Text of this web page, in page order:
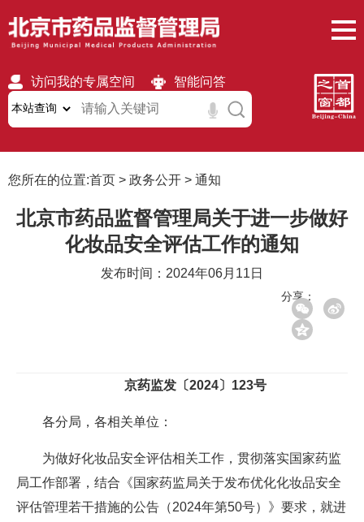
访问我的专属空间 智能问答
无障碍 繁體 移动版
您所在的位置:首页 > 政务公开 > 通知
北京市药品监督管理局关于进一步做好
化妆品安全评估工作的通知
发布时间：2024年06月11日
分享：
京药监发〔2024〕123号
各分局，各相关单位：
为做好化妆品安全评估相关工作，贯彻落实国家药监
局工作部署，结合《国家药监局关于发布优化化妆品安全
评估管理若干措施的公告（2024年第50号）》要求，就进